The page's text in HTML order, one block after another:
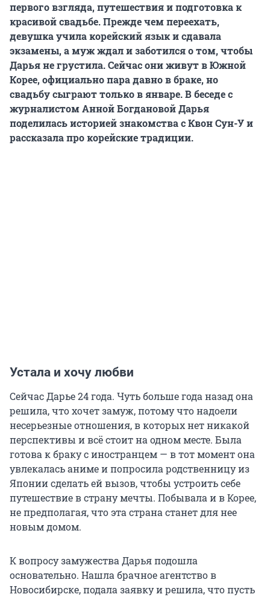
первого взгляда, путешествия и подготовка к
красивой свадьбе. Прежде чем переехать,
девушка учила корейский язык и сдавала
экзамены, а муж ждал и заботился о том, чтобы
Дарья не грустила. Сейчас они живут в Южной
Корее, официально пара давно в браке, но
свадьбу сыграют только в январе. В беседе с
журналистом Анной Богдановой Дарья
поделилась историей знакомства с Квон Сун-У и
рассказала про корейские традиции.
Устала и хочу любви
Сейчас Дарье 24 года. Чуть больше года назад она
решила, что хочет замуж, потому что надоели
несерьезные отношения, в которых нет никакой
перспективы и всё стоит на одном месте. Была
готова к браку с иностранцем — в тот момент она
увлекалась аниме и попросила родственницу из
Японии сделать ей вызов, чтобы устроить себе
путешествие в страну мечты. Побывала и в Корее,
не предполагая, что эта страна станет для нее
новым домом.
К вопросу замужества Дарья подошла
основательно. Нашла брачное агентство в
Новосибирске, подала заявку и решила, что пусть